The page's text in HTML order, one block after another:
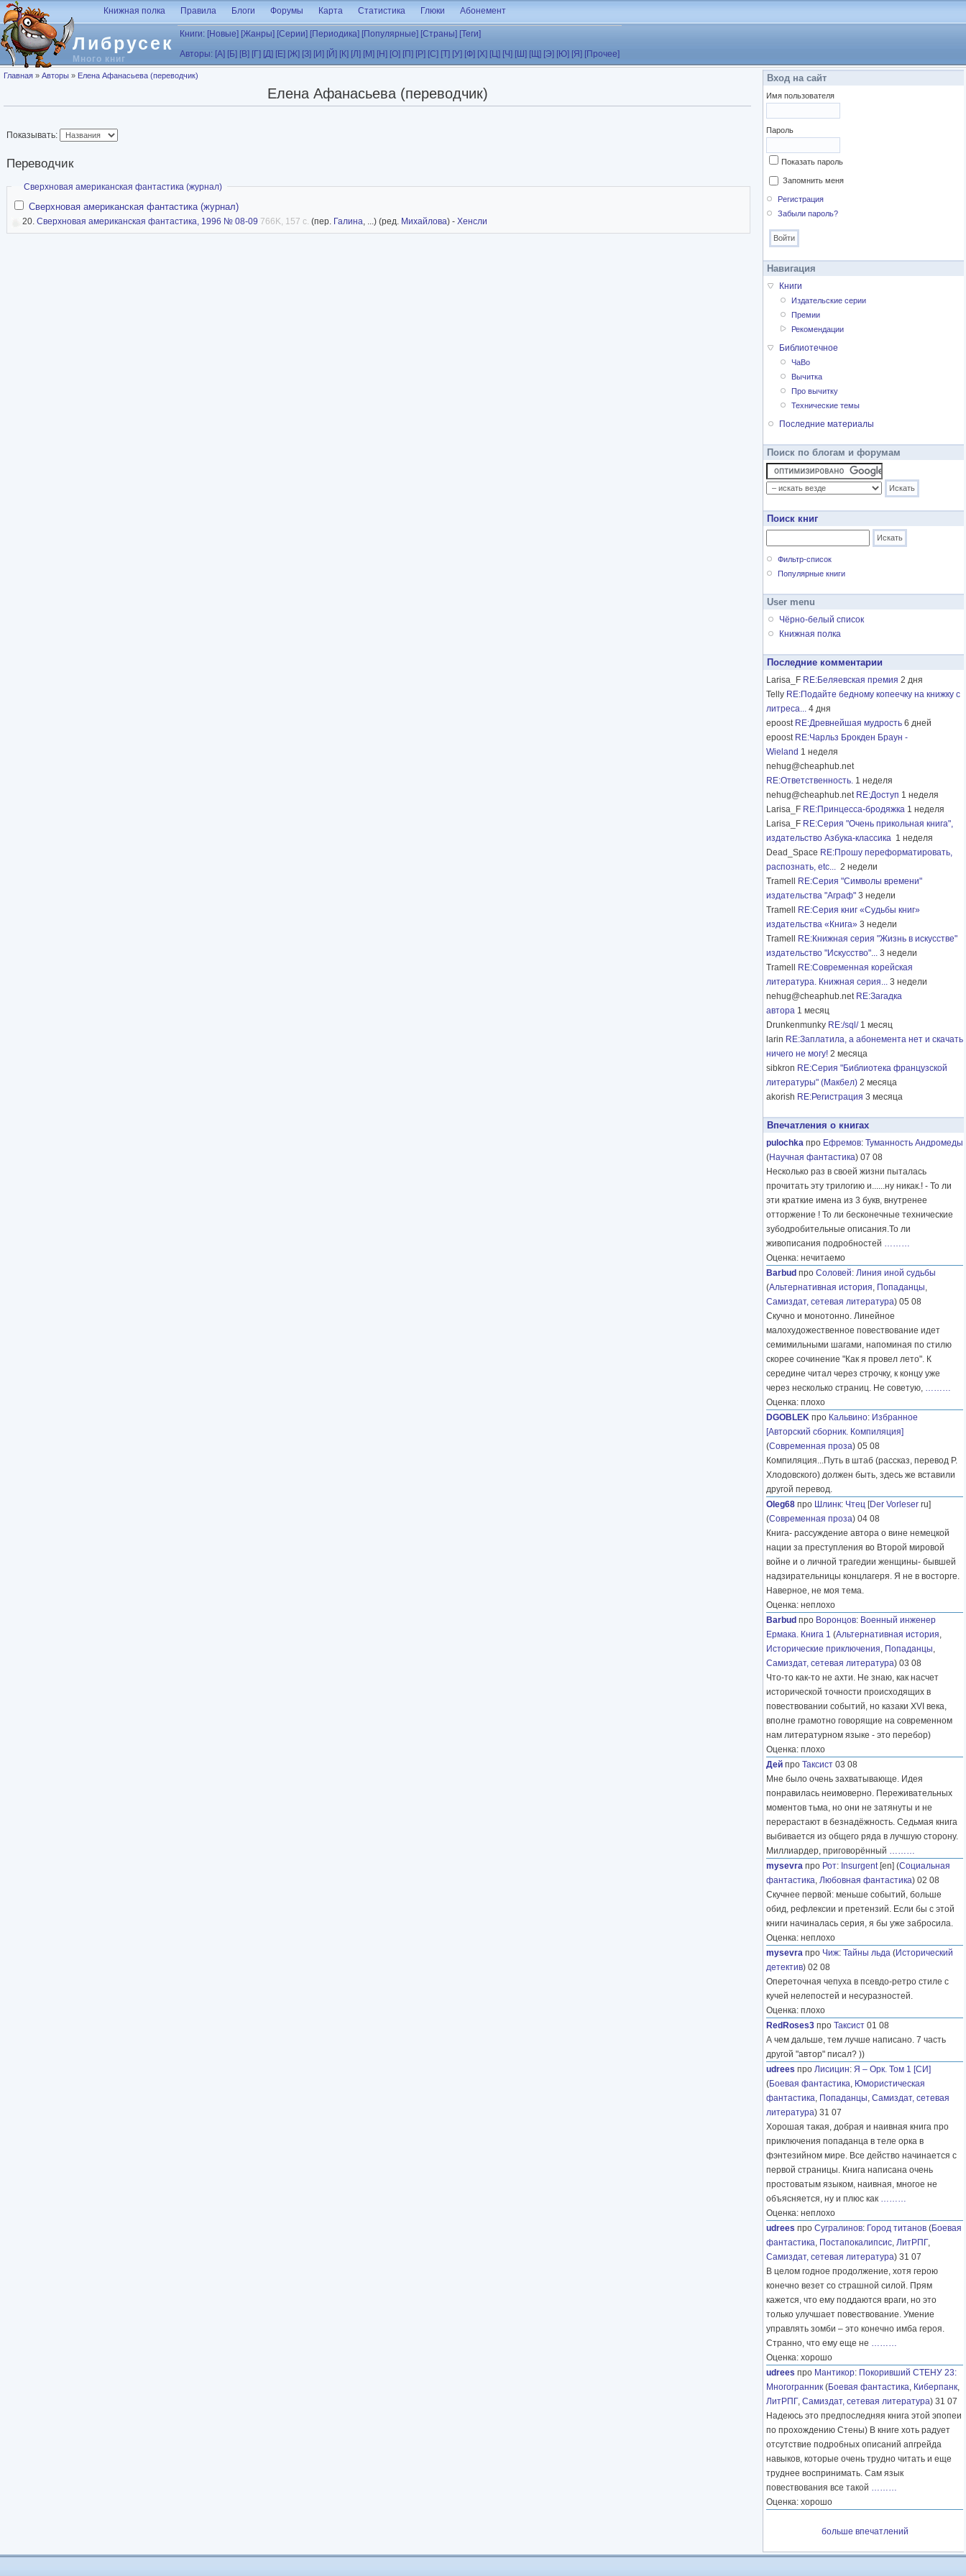
Перейти к основному содержанию
Либрусек
Много книг
Книжная полка Правила Блоги Форумы Карта Статистика Глюки Абонемент
Книги: [Новые] [Жанры] [Серии] [Периодика] [Популярные] [Страны] [Теги]
Авторы: [А] [Б] [В] [Г] [Д] [Е] [Ж] [З] [И] [Й] [К] [Л] [М] [Н] [О] [П] [Р] [С] [Т] [У] [Ф] [Х] [Ц] [Ч] [Ш] [Щ] [Э] [Ю] [Я] [Прочее]
Вы здесь
Главная » Авторы » Елена Афанасьева (переводчик)
Елена Афанасьева (переводчик)
Показывать:
Переводчик
Скрыть
Сверхновая американская фантастика (журнал)
Сверхновая американская фантастика (журнал)
20. Сверхновая американская фантастика, 1996 № 08-09 766K, 157 с. (пер. Галина, ...) (ред. Михайлова) - Хенсли
Вход на сайт
Имя пользователя
Пароль
Показать пароль
Запомнить меня
Регистрация
Забыли пароль?
Навигация
Книги
Издательские серии
Премии
Рекомендации
Библиотечное
ЧаВо
Вычитка
Про вычитку
Технические темы
Последние материалы
Поиск по блогам и форумам
Поиск книг
Фильтр-список
Популярные книги
User menu
Чёрно-белый список
Книжная полка
Последние комментарии
Larisa_F RE:Беляевская премия 2 дня
Telly RE:Подайте бедному копеечку на книжку с
литреса... 4 дня
epoost RE:Древнейшая мудрость 6 дней
epoost RE:Чарльз Брокден Браун -
Wieland 1 неделя
nehug@cheaphub.net
RE:Ответственность. 1 неделя
nehug@cheaphub.net RE:Доступ 1 неделя
Larisa_F RE:Принцесса-бродяжка 1 неделя
Larisa_F RE:Серия "Очень прикольная книга",
издательство Азбука-классика 1 неделя
Dead_Space RE:Прошу переформатировать,
распознать, etc... 2 недели
Tramell
RE:Серия "Символы времени"
издательства "Аграф" 3 недели
Tramell
RE:Серия книг «Судьбы книг»
издательства «Книга» 3 недели
Tramell
RE:Книжная серия "Жизнь в искусстве"
издательство "Искусство"... 3 недели
Tramell
RE:Современная корейская
литература. Книжная серия... 3 недели
nehug@cheaphub.net RE:Загадка
автора 1 месяц
Drunkenmunky RE:/sql/ 1 месяц
larin RE:Заплатила, а абонемента нет и скачать
ничего не могу! 2 месяца
sibkron RE:Серия "Библиотека французской
литературы" (Макбел) 2 месяца
akorish RE:Регистрация 3 месяца
Впечатления о книгах
pulochka про Ефремов: Туманность Андромеды
(Научная фантастика) 07 08
Несколько раз в своей жизни пыталась
прочитать эту трилогию и......ну никак.! - То ли
эти краткие имена из 3 букв, внутренее
отторжение ! То ли бесконечные технические
зубодробительные описания.То ли
живописания подробностей ………
Оценка: нечитаемо
Barbud про Соловей: Линия иной судьбы
(Альтернативная история, Попаданцы,
Самиздат, сетевая литература) 05 08
Скучно и монотонно. Линейное
малохудожественное повествование идет
семимильными шагами, напоминая по стилю
скорее сочинение "Как я провел лето". К
середине читал через строчку, к концу уже
через несколько страниц. Не советую, ………
Оценка: плохо
DGOBLEK про Кальвино: Избранное
[Авторский сборник. Компиляция]
(Современная проза) 05 08
Компиляция...Путь в штаб (рассказ, перевод Р.
Хлодовского) должен быть, здесь же вставили
другой перевод.
Oleg68 про Шлинк: Чтец [Der Vorleser ru]
(Современная проза) 04 08
Книга- рассуждение автора о вине немецкой
нации за преступления во Второй мировой
войне и о личной трагедии женщины- бывшей
надзирательницы концлагеря. Я не в восторге.
Наверное, не моя тема.
Оценка: неплохо
Barbud про Воронцов: Военный инженер
Ермака. Книга 1 (Альтернативная история,
Исторические приключения, Попаданцы,
Самиздат, сетевая литература) 03 08
Что-то как-то не ахти. Не знаю, как насчет
исторической точности происходящих в
повествовании событий, но казаки XVI века,
вполне грамотно говорящие на современном
нам литературном языке - это перебор)
Оценка: плохо
Дей про Таксист 03 08
Мне было очень захватывающе. Идея
понравилась неимоверно. Переживательных
моментов тьма, но они не затянуты и не
перерастают в безнадёжность. Седьмая книга
выбивается из общего ряда в лучшую сторону.
Миллиардер, приговорённый ………
mysevra про Рот: Insurgent[en] (Социальная
фантастика, Любовная фантастика) 02 08
Скучнее первой: меньше событий, больше
обид, рефлексии и претензий. Если бы с этой
книги начиналась серия, я бы уже забросила.
Оценка: неплохо
mysevra про Чиж: Тайны льда (Исторический
детектив) 02 08
Опереточная чепуха в псевдо-ретро стиле с
кучей нелепостей и несуразностей.
Оценка: плохо
RedRoses3 про Таксист 01 08
А чем дальше, тем лучше написано. 7 часть
другой "автор" писал? ))
udrees про Лисицин: Я – Орк. Том 1 [СИ]
(Боевая фантастика, Юмористическая
фантастика, Попаданцы, Самиздат, сетевая
литература) 31 07
Хорошая такая, добрая и наивная книга про
приключения попаданца в теле орка в
фэнтезийном мире. Все действо начинается с
первой страницы. Книга написана очень
простоватым языком, наивная, многое не
объясняется, ну и плюс как ………
Оценка: неплохо
udrees про Сугралинов: Город титанов (Боевая
фантастика, Постапокалипсис, ЛитРПГ,
Самиздат, сетевая литература) 31 07
В целом годное продолжение, хотя герою
конечно везет со страшной силой. Прям
кажется, что ему поддаются враги, но это
только улучшает повествование. Умение
управлять зомби – это конечно имба героя.
Странно, что ему еще не ………
Оценка: хорошо
udrees про Мантикор: Покоривший СТЕНУ 23:
Многогранник (Боевая фантастика, Киберпанк,
ЛитРПГ, Самиздат, сетевая литература) 31 07
Надеюсь это предпоследняя книга этой эпопеи
по прохождению Стены) В книге хоть радует
отсутствие подробных описаний апгрейда
навыков, которые очень трудно читать и еще
труднее воспринимать. Сам язык
повествования все такой ………
Оценка: хорошо
больше впечатлений